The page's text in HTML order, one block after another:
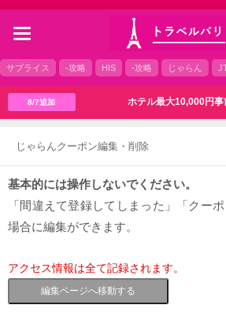
toggle
サプライス -攻略 HIS -攻略 じゃらん
8/7追加 ホテル最大10,000円
じゃらんクーポン編集・削除
基本的には操作しないでください。
「間違えて登録してしまった」「クー
場合に編集ができます。
アクセス情報は全て記録されます。
編集ページへ移動する